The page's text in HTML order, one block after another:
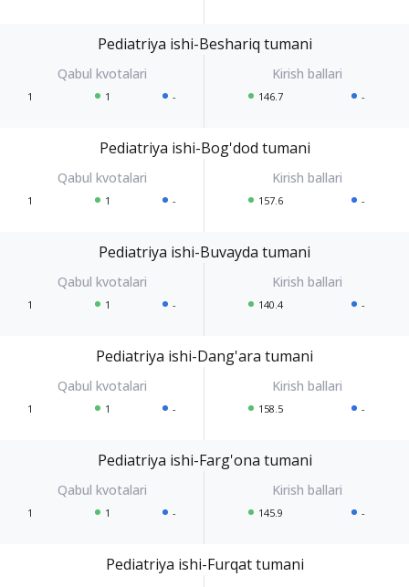
Pediatriya ishi-Beshariq tumani
1 1 - 146.7 -
Pediatriya ishi-Bog'dod tumani
1 1 - 157.6 -
Pediatriya ishi-Buvayda tumani
1 1 - 140.4 -
Pediatriya ishi-Dang'ara tumani
1 1 - 158.5 -
Pediatriya ishi-Farg'ona tumani
1 1 - 145.9 -
Pediatriya ishi-Furqat tumani